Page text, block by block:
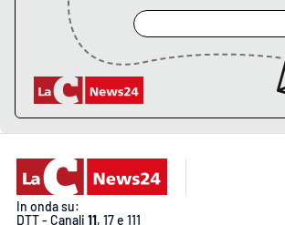
Storie
Lacplay.it
In onda su:
DTT - Canali 11, 17 e 111